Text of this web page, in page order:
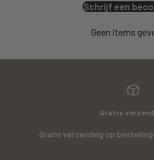
Schrijf een
Geen items
Gratis
Gratis verzending op